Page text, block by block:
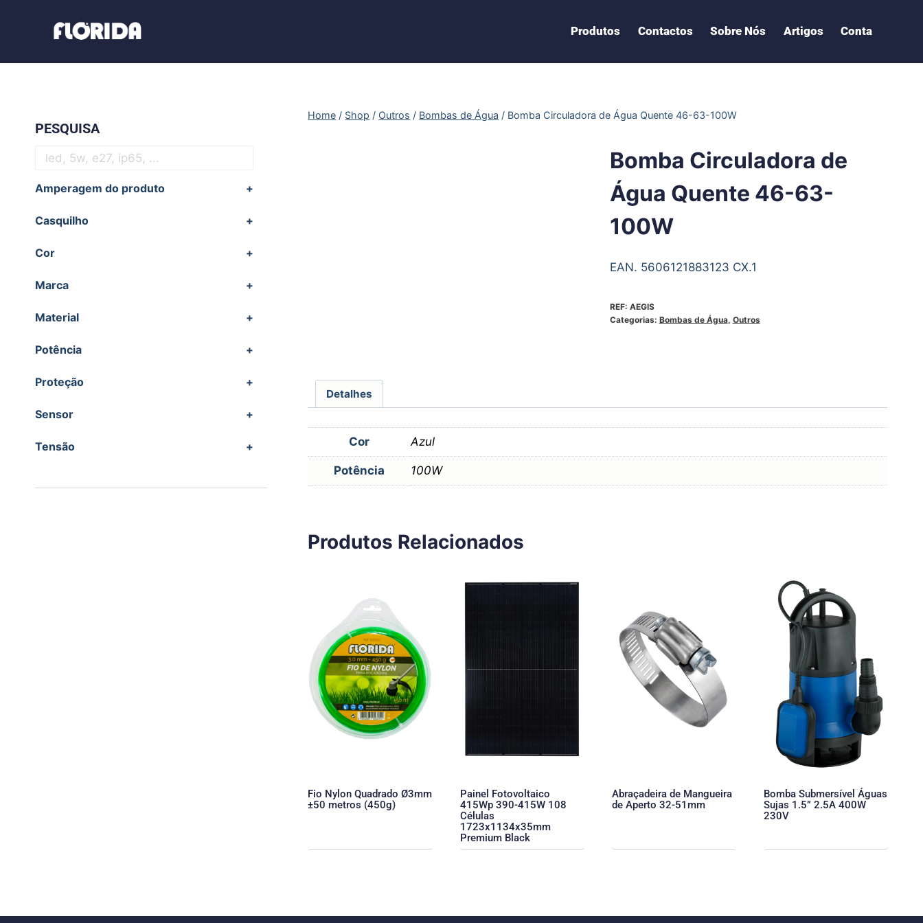
Produtos Contactos Sobre Nós Artigos Conta
Home / Shop / Outros / Bombas de Água / Bomba Circuladora de Água Quente 46-63-100W
Bomba Circuladora de
Água Quente 46-63-
100W
EAN. 5606121883123 CX.1
REF: AEGIS
Categorias: Bombas de Água, Outros
Detalhes
Cor Azul
Potência 100W
Produtos Relacionados
Fio Nylon Quadrado Ø3mm
±50 metros (450g)
Painel Fotovoltaico
415Wp 390-415W 108
Células
1723x1134x35mm
Premium Black
Abraçadeira de Mangueira
de Aperto 32-51mm
Bomba Submersível Águas
Sujas 1.5” 2.5A 400W
230V
PESQUISA
Amperagem do produto +
Casquilho +
Cor +
Marca +
Material +
Potência +
Proteção +
Sensor +
Tensão +